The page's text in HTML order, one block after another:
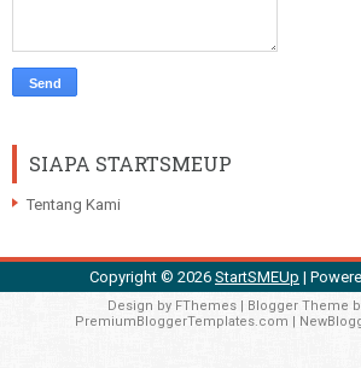
SIAPA STARTSMEUP
Tentang Kami
Copyright © 2026 StartSMEUp |
Design by FThemes| Blogger Theme
PremiumBloggerTemplates.com |